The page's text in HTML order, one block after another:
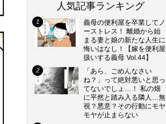
人気記事ランキング
義母の便利屋を卒業してノ
ーストレス！ 離婚から始
まる妻と娘の新たな人生に
悔いはなし！【嫁を便利屋
扱いする義母 Vol.44】
「あら、ごめんなさい
ね？」って絶対悪いと思っ
てないでしょ…！ 私の畑
に平然と踏み入る隣人…無
視？悪意？その行動にモヤ
モヤが止まらない